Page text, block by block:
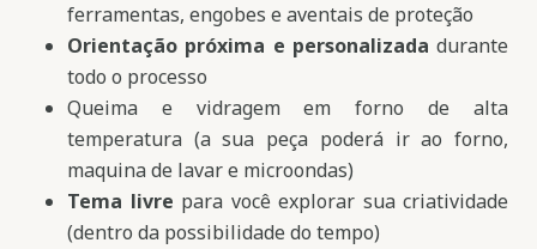
ferramentas, engobes e aventais de proteção
Orientação próxima e personalizada durante
todo o processo
Queima e vidragem em forno de alta
temperatura (a sua peça poderá ir ao forno,
maquina de lavar e microondas)
Tema livre para você explorar sua criatividade
(dentro da possibilidade do tempo)